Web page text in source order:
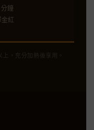
鐘
紅
，充分加熱後享用。